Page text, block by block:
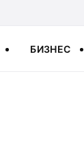
БИЗНЕС